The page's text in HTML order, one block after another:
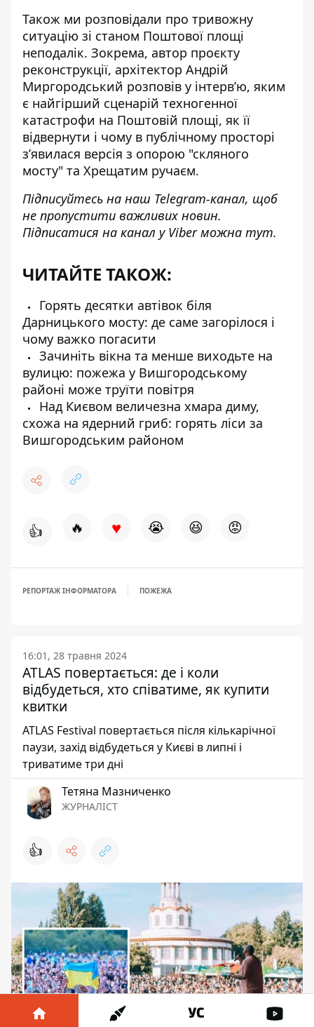
Також ми розповідали про тривожну
ситуацію зі станом Поштової площі
неподалік. Зокрема, автор проєкту
реконструкції, архітектор Андрій
Миргородський розповів у інтерв’ю, яким
є найгірший сценарій техногенної
катастрофи на Поштовій площі, як її
відвернути і чому в публічному просторі
з’явилася версія з опорою "скляного
мосту" та Хрещатим ручаєм.
Підписуйтесь на наш Telegram-канал, щоб
не пропустити важливих новин.
Підписатися на канал у Viber можна тут.
ЧИТАЙТЕ ТАКОЖ:
Горять десятки автівок біля
Дарницького мосту: де саме загорілося і
чому важко погасити
Зачиніть вікна та менше виходьте на
вулицю: пожежа у Вишгородському
районі може труїти повітря
Над Києвом величезна хмара диму,
схожа на ядерний гриб: горять ліси за
Вишгородським районом
👍 🔥 ♥ 😭 😆 😡
РЕПОРТАЖ ІНФОРМАТОРА ПОЖЕЖА
16:01, 28 травня 2024
ATLAS повертається: де і коли
відбудеться, хто співатиме, як купити
квитки
ATLAS Festival повертається після кількарічної
паузи, захід відбудеться у Києві в липні і
триватиме три дні
Тетяна Мазниченко
ЖУРНАЛІСТ
👍